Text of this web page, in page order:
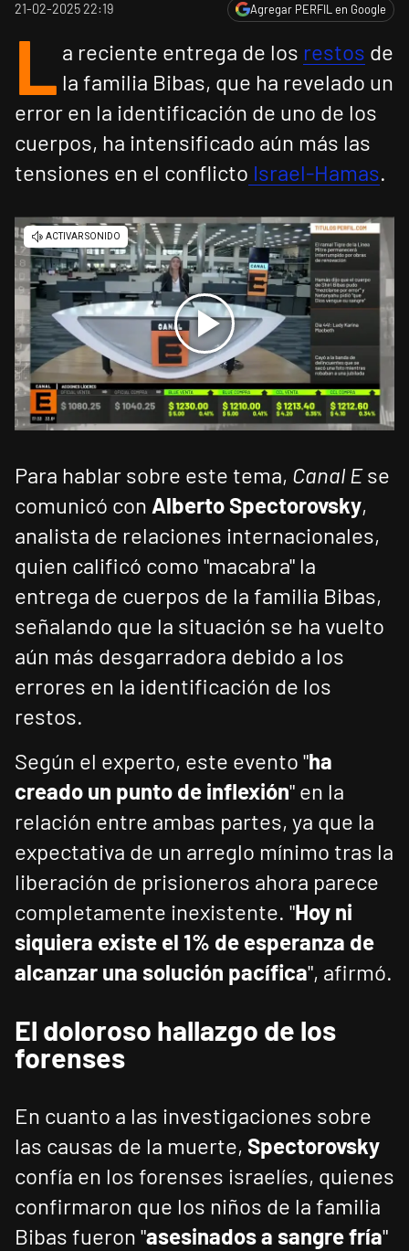
21-02-2025 22:19 Agregar PERFIL en Google
L a reciente entrega de los restos de
la familia Bibas, que ha revelado un
error en la identificación de uno de los
cuerpos, ha intensificado aún más las
tensiones en el conflicto Israel-Hamas.
Para hablar sobre este tema, Canal Ese
comunicó con Alberto Spectorovsky,
analista de relaciones internacionales,
quien calificó como "macabra" la
entrega de cuerpos de la familia Bibas,
señalando que la situación se ha vuelto
aún más desgarradora debido a los
errores en la identificación de los
restos.
Según el experto, este evento "ha
creado un punto de inflexión" en la
relación entre ambas partes, ya que la
expectativa de un arreglo mínimo tras la
liberación de prisioneros ahora parece
completamente inexistente. "Hoy ni
siquiera existe el 1% de esperanza de
alcanzar una solución pacífica", afirmó.
El doloroso hallazgo de los
forenses
En cuanto a las investigaciones sobre
las causas de la muerte, Spectorovsky
confía en los forenses israelíes, quienes
confirmaron que los niños de la familia
Bibas fueron "asesinados a sangre fría"